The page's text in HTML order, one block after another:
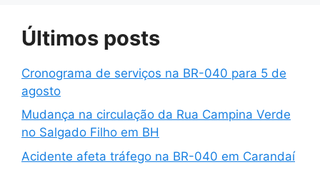
Últimos posts
Cronograma de serviços na BR-040 para 5 de
agosto
Mudança na circulação da Rua Campina Verde
no Salgado Filho em BH
Acidente afeta tráfego na BR-040 em Carandaí